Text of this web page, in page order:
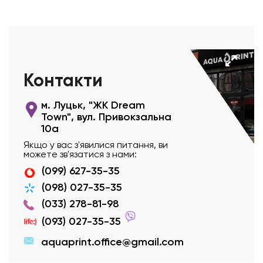
Контакти
м. Луцьк, "ЖК Dream
Town", вул. Привокзальна
10а
Якщо у вас з'явилися питання, ви
можете зв'язатися з нами:
(099) 627-35-35
(098) 027-35-35
(033) 278-81-98
(093) 027-35-35
aquaprint.office@gmail.com